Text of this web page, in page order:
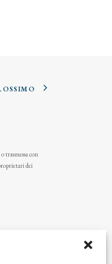
trasmessa con
dei